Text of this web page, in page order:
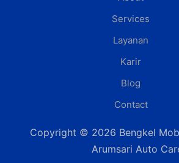
Services
Layanan
Karir
Blog
Contact
Copyright © 2026 Bengkel
Arumsari Auto